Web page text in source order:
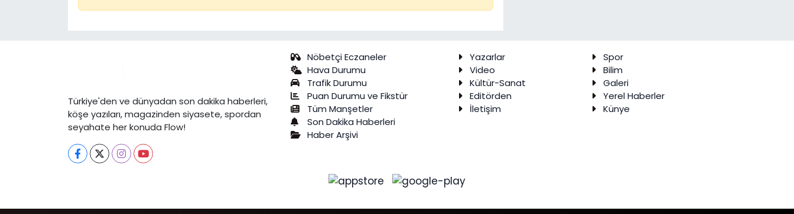
Türkiye'den ve dünyadan son dakika haberleri,
köşe yazıları, magazinden siyasete, spordan
seyahate her konuda Flow!
Nöbetçi Eczaneler
Hava Durumu
Trafik Durumu
Puan Durumu ve Fikstür
Tüm Manşetler
Son Dakika Haberleri
Haber Arşivi
Yazarlar
Spor
Video
Bilim
Kültür-Sanat
Galeri
Editörden
Yerel Haberler
İletişim
Künye